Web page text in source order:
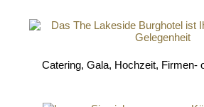
Catering, Gala, Hochzeit, Firmen-